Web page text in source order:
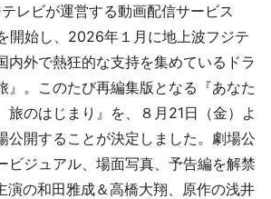
レビが運営する動画配信サービス
開始し、2026年１月に地上波フジテ
内外で熱狂的な支持を集めているドラ
』。このたび再編集版となる『あなた
のはじまり』を、８月21日（金）よ
公開することが決定しました。劇場公
ビジュアル、場面写真、予告編を解禁
演の和田雅成＆高橋大翔、原作の浅井